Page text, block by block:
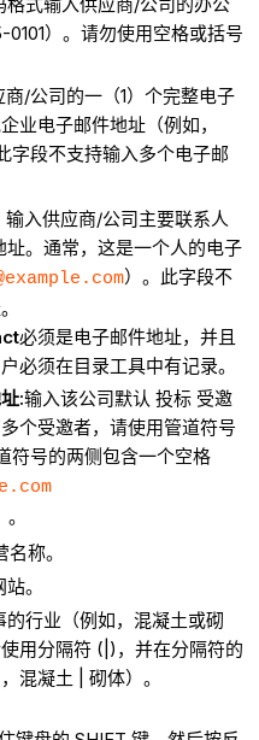
）。请勿使用空格或括号
商/公司的一（1）个完整电子
业电子邮件地址（例如，
字段不支持输入多个电子邮
输入供应商/公司主要联系人
址。通常，这是一个人的电子
）。此字段不
必须是电子邮件地址，并且
必须在目录工具中有记录。
:输入该公司默认 投标 受邀
个受邀者，请使用管道符号
符号的两侧包含一个空格
称。
。
行业（例如，混凝土或砌
用分隔符 (|)，并在分隔符的
混凝土 | 砌体）。